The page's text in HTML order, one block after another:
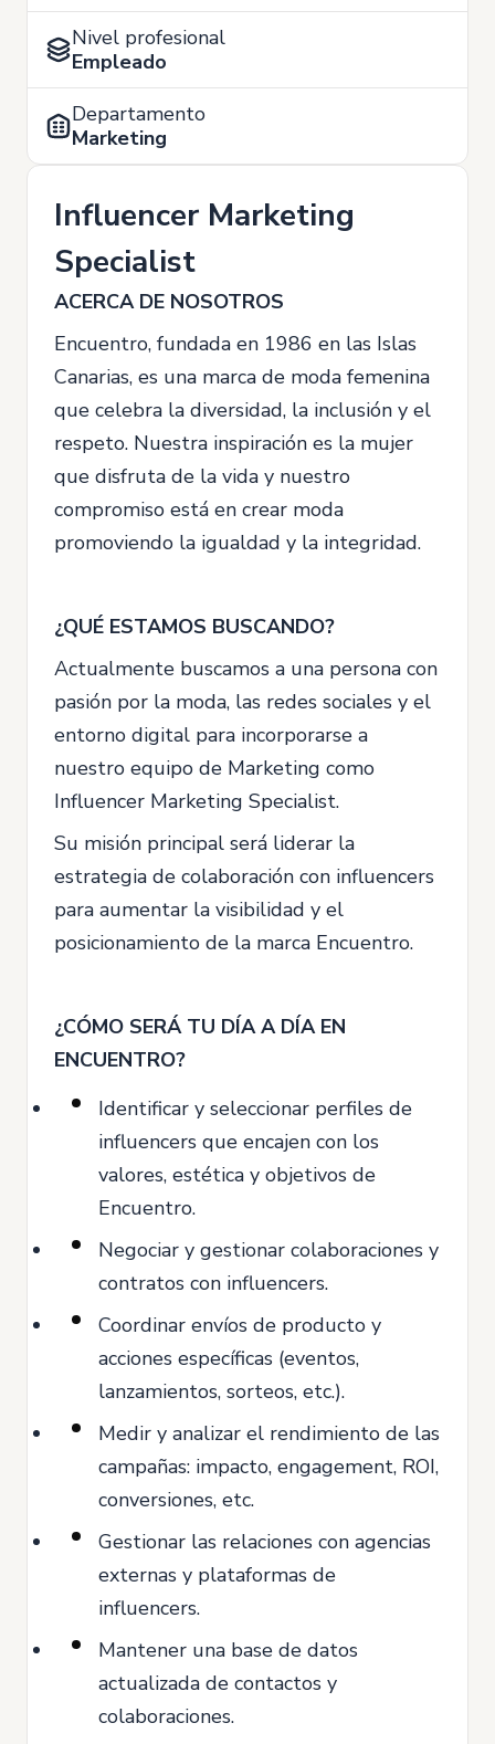
Nivel profesional
Empleado
Departamento
Marketing
Influencer Marketing
Specialist
ACERCA DE NOSOTROS
Encuentro, fundada en 1986 en las Islas
Canarias, es una marca de moda femenina
que celebra la diversidad, la inclusión y el
respeto. Nuestra inspiración es la mujer
que disfruta de la vida y nuestro
compromiso está en crear moda
promoviendo la igualdad y la integridad.
¿QUÉ ESTAMOS BUSCANDO?
Actualmente buscamos a una persona con
pasión por la moda, las redes sociales y el
entorno digital para incorporarse a
nuestro equipo de Marketing como
Influencer Marketing Specialist.
Su misión principal será liderar la
estrategia de colaboración con influencers
para aumentar la visibilidad y el
posicionamiento de la marca Encuentro.
¿CÓMO SERÁ TU DÍA A DÍA EN
ENCUENTRO?
Identificar y seleccionar perfiles de
influencers que encajen con los
valores, estética y objetivos de
Encuentro.
Negociar y gestionar colaboraciones y
contratos con influencers.
Coordinar envíos de producto y
acciones específicas (eventos,
lanzamientos, sorteos, etc.).
Medir y analizar el rendimiento de las
campañas: impacto, engagement, ROI,
conversiones, etc.
Gestionar las relaciones con agencias
externas y plataformas de
influencers.
Mantener una base de datos
actualizada de contactos y
colaboraciones.